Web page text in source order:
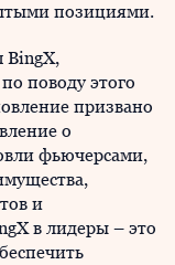
позициями.
BingX,
поводу этого
призвано
о
фьючерсами,
и
в лидеры – это